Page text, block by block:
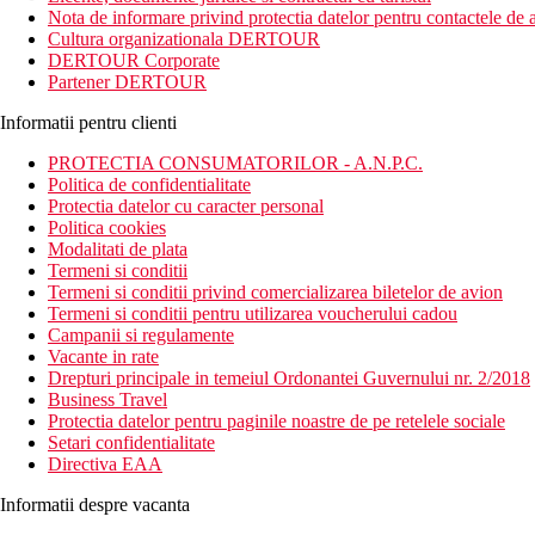
pentru adulti, cu vedere la Marea Mediterana (contra cost). In
Distanta
plaja: 200 m
aeroport: 100 min.
centru: 200 m
Descrierea camerei
Toate tipurile de camere dispun de:
paturi twin sau duble
terasa
TV cu programe internationale
minibar
seif
telefon
aer conditionat
WiFi gratuit
baie cu dus sau cada
uscator de par
Descrierea hotelului
Hotelul dispune de:
hol de intrare cu receptie
Nota de informare privind protectia datelor pentru contactele de
Cultura organizationala DERTOUR
DERTOUR Corporate
Partener DERTOUR
Informatii pentru clienti
PROTECTIA CONSUMATORILOR - A.N.P.C.
Politica de confidentialitate
Protectia datelor cu caracter personal
Politica cookies
Modalitati de plata
Termeni si conditii
Termeni si conditii privind comercializarea biletelor de avion
Termeni si conditii pentru utilizarea voucherului cadou
Campanii si regulamente
Vacante in rate
Drepturi principale in temeiul Ordonantei Guvernului nr. 2/2018
Business Travel
Protectia datelor pentru paginile noastre de pe retelele sociale
Setari confidentialitate
Directiva EAA
Informatii despre vacanta